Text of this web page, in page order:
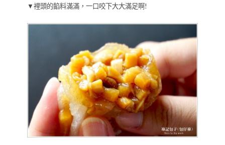
▼裡頭的餡料滿滿，一口咬下大大滿足啊!